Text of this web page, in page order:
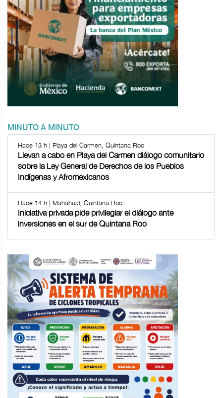
MINUTO A MINUTO
Hace 13 h | Playa del Carmen, Quintana Roo
Llevan a cabo en Playa del Carmen diálogo comunitario
sobre la Ley General de Derechos de los Pueblos
Indígenas y Afromexicanos
Hace 14 h | Mahahual, Quintana Roo
Iniciativa privada pide privilegiar el diálogo ante
inversiones en el sur de Quintana Roo